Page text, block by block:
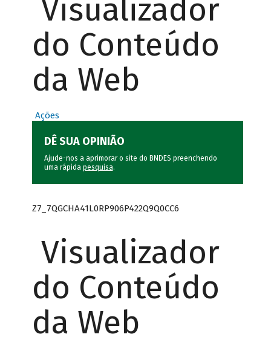
Visualizador
do Conteúdo
da Web
Ações
DÊ SUA OPINIÃO
Ajude-nos a aprimorar o site do BNDES preenchendo
uma rápida pesquisa.
Z7_7QGCHA41L0RP906P422Q9Q0CC6
Visualizador
do Conteúdo
da Web